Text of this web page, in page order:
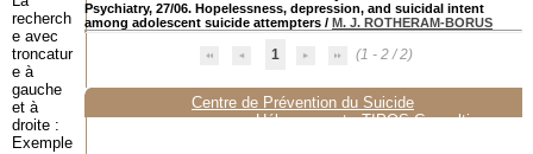
Psychiatry, 27/06. Hopelessness, depression, and suicidal intent
among adolescent suicide attempters/ M. J. ROTHERAM-BORUS
1 (1 - 2 / 2)
Centre de Prévention du Suicide
Hébergement :TIPOS Consulting
recherch
e avec
troncatur
e à
gauche
et à
droite :
Exemple